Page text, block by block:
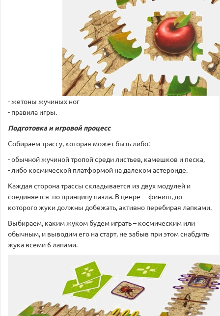
- жетоны жучиных ног
- правила игры.
Подготовка и игровой процесс
Собираем трассу, которая может быть либо:
- обычной жучиной тропой среди листьев, камешков и песка,
- либо космической платформой на далеком астероиде.
Каждая сторона трассы складывается из двух модулей и
соединяется по принципу пазла. В ценре – финиш, до
которого жуки должны добежать, активно перебирая лапками.
Выбираем, каким жуком будем играть – космическим или
обычным, и выводим его на старт, не забыв при этом снабдить
жука всеми 6 лапами.